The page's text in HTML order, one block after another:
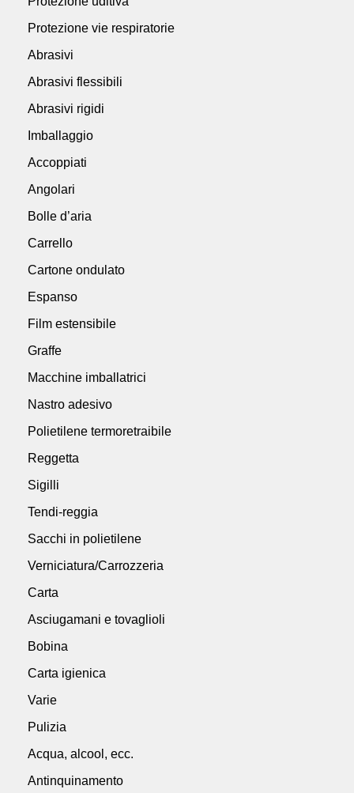
Protezione vie respiratorie
Abrasivi
Abrasivi flessibili
Abrasivi rigidi
Imballaggio
Accoppiati
Angolari
Bolle d’aria
Carrello
Cartone ondulato
Espanso
Film estensibile
Graffe
Macchine imballatrici
Nastro adesivo
Polietilene termoretraibile
Reggetta
Sigilli
Tendi-reggia
Sacchi in polietilene
Verniciatura/Carrozzeria
Carta
Asciugamani e tovaglioli
Bobina
Carta igienica
Varie
Pulizia
Acqua, alcool, ecc.
Antinquinamento